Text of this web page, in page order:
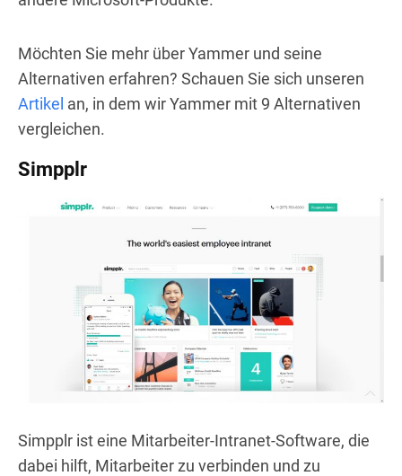
Möchten Sie mehr über Yammer und seine
Alternativen erfahren? Schauen Sie sich unseren
Artikel an, in dem wir Yammer mit 9 Alternativen
vergleichen.
Simpplr
Simpplr ist eine Mitarbeiter-Intranet-Software, die
dabei hilft, Mitarbeiter zu verbinden und zu